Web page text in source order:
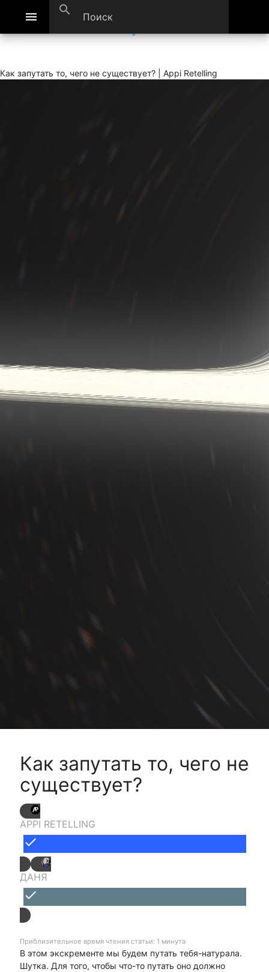
menu search
Как запутать то, чего не существует? | Appi Retelling
Как запутать то, чего не
существует?
APPI RETELLING
done
ДАНЯ
done
Приблизительное время чтения статьи: 1 минута
В этом экскременте мы будем путать тебя-натурала.
Шутка. Для того, чтобы что-то путать оно должно